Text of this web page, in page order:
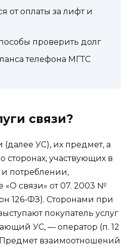
от оплаты за лифт и
проверить долг
телефона МГТС
связи?
(далее УС), их предмет, а
участвующих в
потреблении,
«О связи» от 07. 2003 №
126-ФЗ). Сторонами при
покупатель услуг
УС, — оператор (п. 12
Предмет взаимоотношений